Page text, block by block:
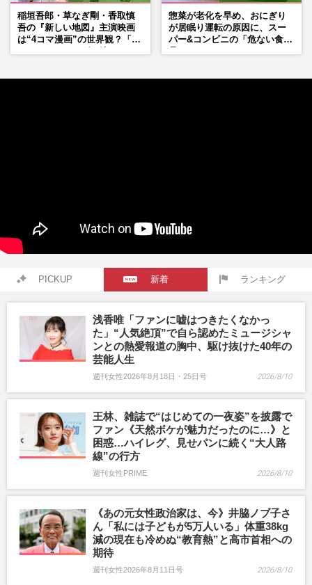
稲垣吾郎・草なぎ剛・香取慎
吾の『新しい地図』主演映画
は“4コマ漫画”の世界観？「フ
惣菜が老化を早め、おにぎり
が居眠り運転の原因に、スー
パー&コンビニの「危ない食
PICKUP 新着 ランキング
浅香唯「ファンに嘘はつきたくなかっ
た」“人気絶頂”で自ら認めたミュージシャ
ンとの熱愛報道の胸中、駆け抜けた40年の
芸能人生
週刊女性2026年8月18日・25日号 2026/8/10
王林、雑誌で“はじめての一夜姿”を披露で
ファン《天然ボケが魅力だったのに…》と
困惑…ハイレグ、見せパンに続く“大人路
線”の行方
週刊女性PRIME 2026/8/10
《あの元女性政治家は、今》井脇ノブ子さ
ん「私には子どもが5万人いる」体重38kg
減の現在も冷めぬ“教育熱”と高市首相への
期待
週刊女性2026年8月11日号 2026/8/10